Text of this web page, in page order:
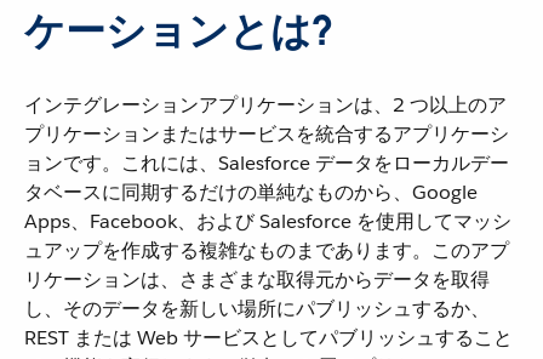
ケーションとは?
インテグレーションアプリケーションは、2 つ以上のア
プリケーションまたはサービスを統合するアプリケーシ
ョンです。これには、Salesforce データをローカルデー
タベースに同期するだけの単純なものから、Google
Apps、Facebook、および Salesforce を使用してマッシ
ュアップを作成する複雑なものまであります。このアプ
リケーションは、さまざまな取得元からデータを取得
し、そのデータを新しい場所にパブリッシュするか、
REST または Web サービスとしてパブリッシュすること